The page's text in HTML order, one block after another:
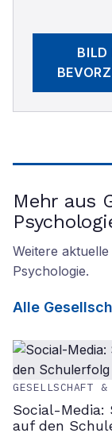
BILD
Mehr aus
Weitere
Psychologie.
Alle
GESELLSCHAFT &
Social-
auf den